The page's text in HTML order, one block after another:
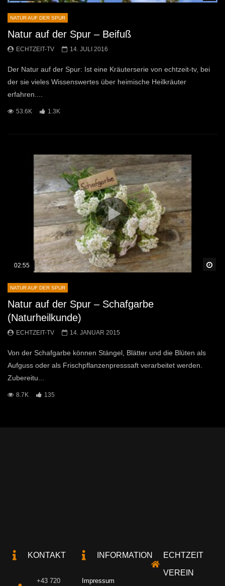
NATUR AUF DER SPUR
Natur auf der Spur – Beifuß
ECHTZEIT-TV 14. JULI 2016
Der Natur auf der Spur: Ist eine Kräuterserie von echtzeit-tv, bei
der sie vieles Wissenswertes über heimische Heilkräuter
erfahren....
53.6K 1.3K
02:55
NATUR AUF DER SPUR
Natur auf der Spur – Schafgarbe
(Naturheilkunde)
ECHTZEIT-TV 14. JANUAR 2015
Von der Schafgarbe können Stängel, Blätter und die Blüten als
Aufguss oder als Frischpflanzenpresssaft verarbeitet werden.
Zubereitu...
8.7K 135
KONTAKT
+43 720
INFORMATION
Impressum
ECHTZEIT
VEREIN